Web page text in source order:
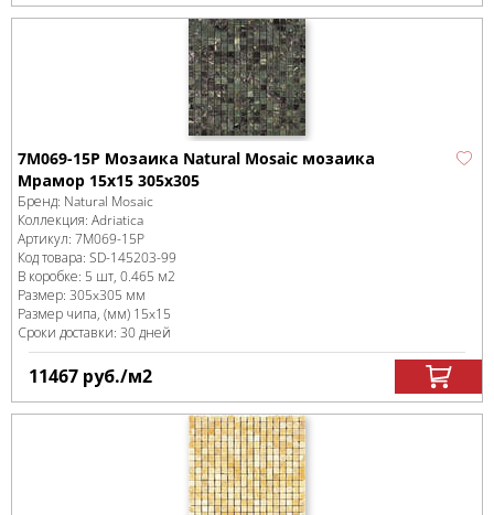
7M069-15P Мозаика Natural Mosaic мозаика
Мрамор 15x15 305х305
Бренд: Natural Mosaic
Коллекция: Adriatica
Артикул: 7M069-15P
Код товара: SD-145203-99
В коробке: 5 шт, 0.465 м2
Размер: 305x305 мм
Размер чипа, (мм) 15x15
Сроки доставки: 30 дней
11467 руб./м2